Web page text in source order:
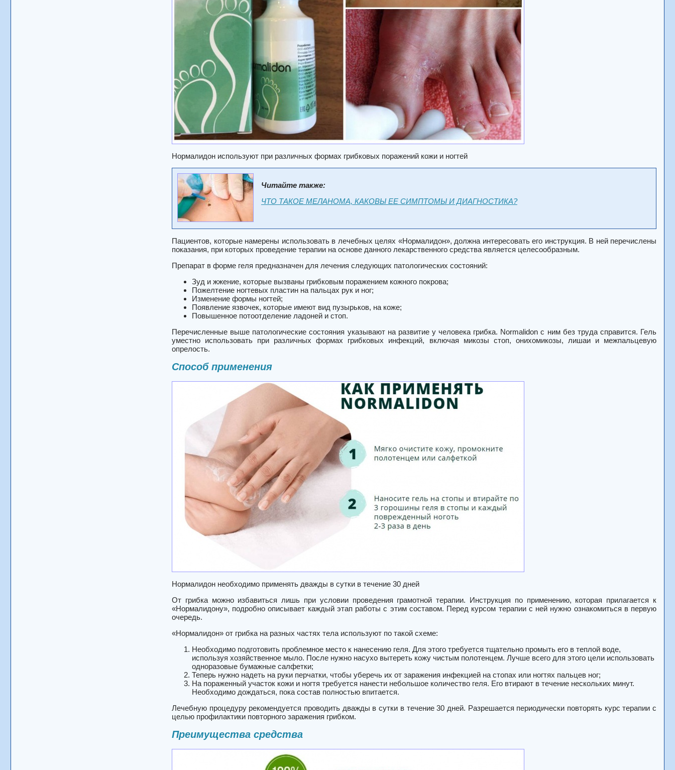
Нормалидон используют при различных формах грибковых поражений кожи и ногтей
Читайте также:
ЧТО ТАКОЕ МЕЛАНОМА, КАКОВЫ ЕЕ СИМПТОМЫ И ДИАГНОСТИКА?
Пациентов, которые намерены использовать в лечебных целях «Нормалидон», должна интересовать его инструкция. В ней перечислены
показания, при которых проведение терапии на основе данного лекарственного средства является целесообразным.
Препарат в форме геля предназначен для лечения следующих патологических состояний:
Зуд и жжение, которые вызваны грибковым поражением кожного покрова;
Пожелтение ногтевых пластин на пальцах рук и ног;
Изменение формы ногтей;
Появление язвочек, которые имеют вид пузырьков, на коже;
Повышенное потоотделение ладоней и стоп.
Перечисленные выше патологические состояния указывают на развитие у человека грибка. Normalidon с ним без труда справится. Гель
уместно использовать при различных формах грибковых инфекций, включая микозы стоп, онихомикозы, лишаи и межпальцевую
опрелость.
Способ применения
Нормалидон необходимо применять дважды в сутки в течение 30 дней
От грибка можно избавиться лишь при условии проведения грамотной терапии. Инструкция по применению, которая прилагается к
«Нормалидону», подробно описывает каждый этап работы с этим составом. Перед курсом терапии с ней нужно ознакомиться в первую
очередь.
«Нормалидон» от грибка на разных частях тела используют по такой схеме:
Необходимо подготовить проблемное место к нанесению геля. Для этого требуется тщательно промыть его в теплой воде,
используя хозяйственное мыло. После нужно насухо вытереть кожу чистым полотенцем. Лучше всего для этого цели использовать
одноразовые бумажные салфетки;
Теперь нужно надеть на руки перчатки, чтобы уберечь их от заражения инфекцией на стопах или ногтях пальцев ног;
На пораженный участок кожи и ногтя требуется нанести небольшое количество геля. Его втирают в течение нескольких минут.
Необходимо дождаться, пока состав полностью впитается.
Лечебную процедуру рекомендуется проводить дважды в сутки в течение 30 дней. Разрешается периодически повторять курс терапии с
целью профилактики повторного заражения грибком.
Преимущества средства